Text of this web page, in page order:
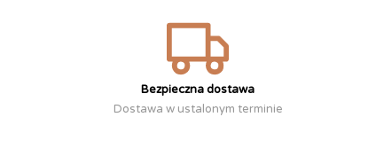
Bezpieczna dostawa
Dostawa w ustalonym terminie